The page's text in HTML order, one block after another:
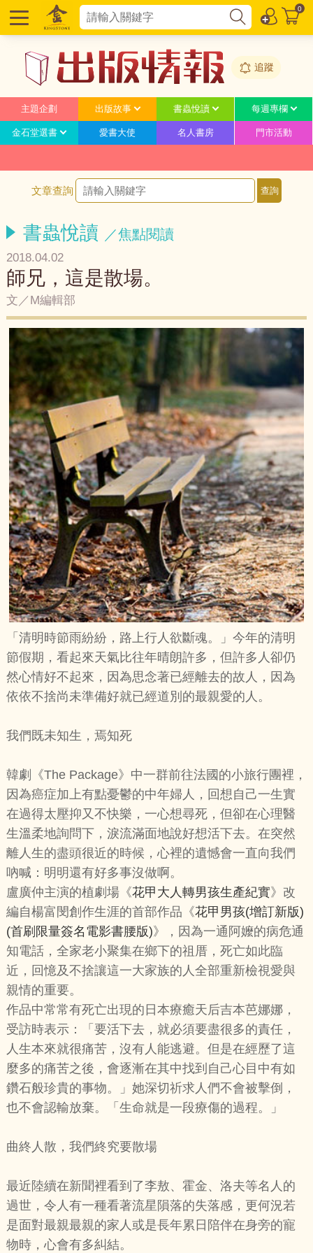
0
追蹤
主題企劃 出版故事 書蟲悅讀 每週專欄
金石堂選書 愛書大使 名人書房 門市活動
文章查詢
書蟲悅讀 ／焦點閱讀
2018.04.02
師兄，這是散場。
文／M編輯部
「清明時節雨紛紛，路上行人欲斷魂。」今年的清明
節假期，看起來天氣比往年晴朗許多，但許多人卻仍
然心情好不起來，因為思念著已經離去的故人，因為
依依不捨尚未準備好就已經道別的最親愛的人。
我們既未知生，焉知死
韓劇《The Package》中一群前往法國的小旅行團裡，
因為癌症加上有點憂鬱的中年婦人，回想自己一生實
在過得太壓抑又不快樂，一心想尋死，但卻在心理醫
生溫柔地詢問下，淚流滿面地說好想活下去。在突然
離人生的盡頭很近的時候，心裡的遺憾會一直向我們
吶喊：明明還有好多事沒做啊。
盧廣仲主演的植劇場《花甲大人轉男孩生產紀實》改
編自楊富閔創作生涯的首部作品《花甲男孩(增訂新版)
(首刷限量簽名電影書腰版)》，因為一通阿嬤的病危通
知電話，全家老小聚集在鄉下的祖厝，死亡如此臨
近，回憶及不捨讓這一大家族的人全部重新檢視愛與
親情的重要。
作品中常常有死亡出現的日本療癒天后吉本芭娜娜，
受訪時表示：「要活下去，就必須要盡很多的責任，
人生本來就很痛苦，沒有人能逃避。但是在經歷了這
麼多的痛苦之後，會逐漸在其中找到自己心目中有如
鑽石般珍貴的事物。」她深切祈求人們不會被擊倒，
也不會認輸放棄。「生命就是一段療傷的過程。」
曲終人散，我們終究要散場
最近陸續在新聞裡看到了李敖、霍金、洛夫等名人的
過世，令人有一種看著流星隕落的失落感，更何況若
是面對最親最親的家人或是長年累日陪伴在身旁的寵
物時，心會有多糾結。